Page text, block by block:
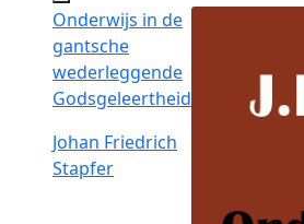
Onderwijs in de
gantsche
wederleggende
Godsgeleertheid
Johan Friedrich
Stapfer